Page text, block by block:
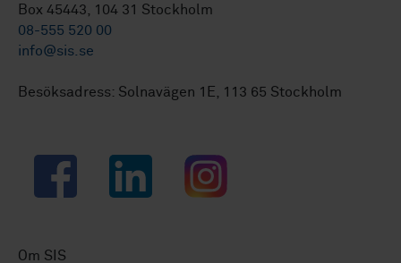
Box 45443, 104 31 Stockholm
08-555 520 00
info@sis.se
Besöksadress: Solnavägen 1E, 113 65 Stockholm
Facebook LinkedIn Instagram
Om SIS